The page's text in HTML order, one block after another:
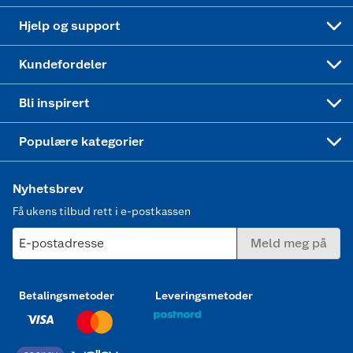
Hjelp og support
Kundefordeler
Bli inspirert
Populære kategorier
Nyhetsbrev
Få ukens tilbud rett i e-postkassen
E-postadresse Meld meg på
Betalingsmetoder Leveringsmetoder